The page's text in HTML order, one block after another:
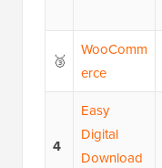
🥉
WooComm
erce
4
Easy
Digital
Download